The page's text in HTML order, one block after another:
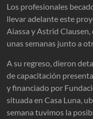
Los profesionales
llevar adelante este
Aiassa y Astrid
unas semanas junto a
A su regreso, dieron
de capacitación
y financiado por
situada en Casa Luna,
semana tuvimos la